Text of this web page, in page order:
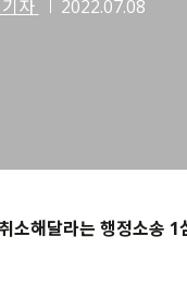
자 2022.07.08
소해달라는 행정소송